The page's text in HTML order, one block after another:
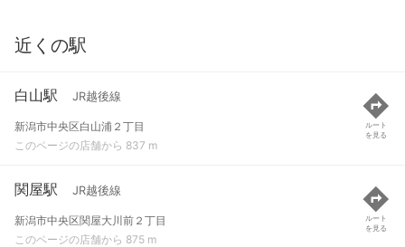
近くの駅
白山駅 JR越後線
新潟市中央区白山浦２丁目
このページの店舗から 837 m
ルート
を見る
関屋駅 JR越後線
新潟市中央区関屋大川前２丁目
このページの店舗から 875 m
ルート
を見る